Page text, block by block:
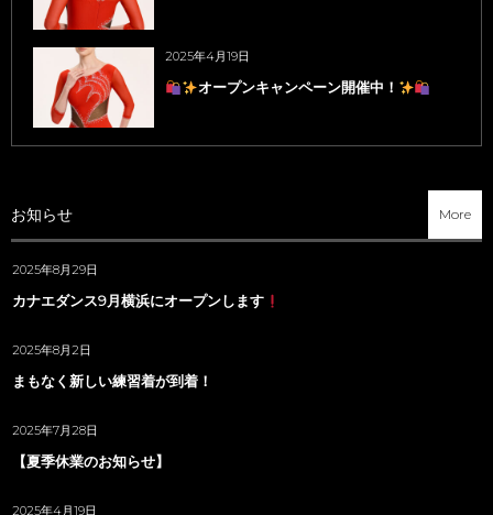
2025年4月19日
オープンキャンペーン開催中！
お知らせ
2025年8月29日
カナエダンス9月横浜にオープンします
2025年8月2日
まもなく新しい練習着が到着！
2025年7月28日
【夏季休業のお知らせ】
2025年4月19日
More